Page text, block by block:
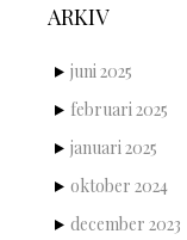
ARKIV
juni 2025
februari 2025
januari 2025
oktober 2024
december 2023